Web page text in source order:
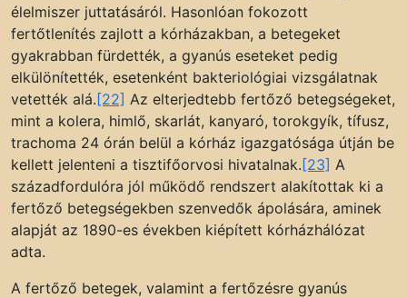
élelmiszer juttatásáról. Hasonlóan fokozott
fertőtlenítés zajlott a kórházakban, a betegeket
gyakrabban fürdették, a gyanús eseteket pedig
elkülönítették, esetenként bakteriológiai vizsgálatnak
vetették alá.[22] Az elterjedtebb fertőző betegségeket,
mint a kolera, himlő, skarlát, kanyaró, torokgyík, tífusz,
trachoma 24 órán belül a kórház igazgatósága útján be
kellett jelenteni a tisztifőorvosi hivatalnak.[23] A
századfordulóra jól működő rendszert alakítottak ki a
fertőző betegségekben szenvedők ápolására, aminek
alapját az 1890-es években kiépített kórházhálózat
adta.
A fertőző betegek, valamint a fertőzésre gyanús